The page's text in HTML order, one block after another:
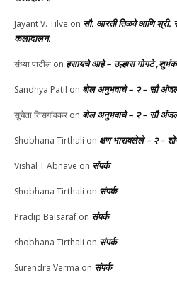
Jayant V. Tilve on सौ. आरती तिळवे आणि श्री.
कलादालन.
संध्या पाटील on हसायचे आहे – उल्हास गोगटे
Sandhya Patil on बोल अनुभवाचे – २ – सौ
सुचेता तिसगांवकरon बोल अनुभवाचे – २ – सौ
Shobhana Tirthali on क्षण भारावलेले – २ –
Vishal T Abnave on संपर्क
Shobhana Tirthali on संपर्क
Pradip Balsaraf on संपर्क
shobhana Tirthali on संपर्क
Surendra Verma on संपर्क